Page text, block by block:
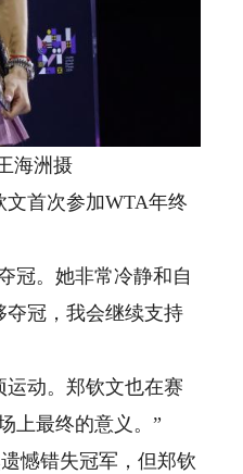
海洲摄
首次参加WTA年终
冠。她非常冷静和自
冠，我会继续支持
动。郑钦文也在赛
上最终的意义。”
憾错失冠军，但郑钦